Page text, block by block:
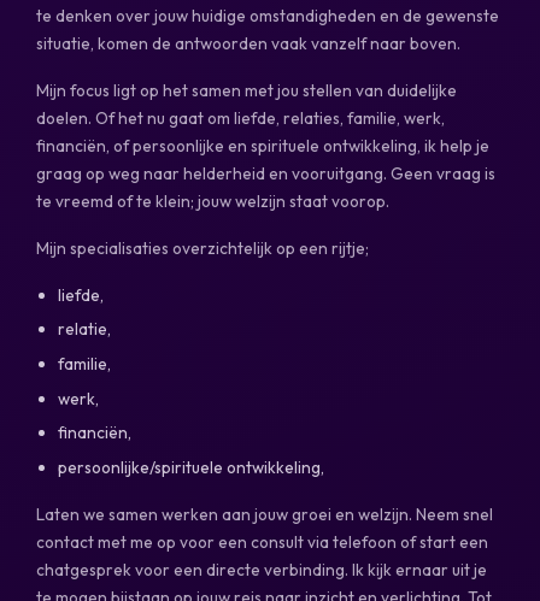
te denken over jouw huidige omstandigheden en de gewenste
situatie, komen de antwoorden vaak vanzelf naar boven.
Mijn focus ligt op het samen met jou stellen van duidelijke
doelen. Of het nu gaat om liefde, relaties, familie, werk,
financiën, of persoonlijke en spirituele ontwikkeling, ik help je
graag op weg naar helderheid en vooruitgang. Geen vraag is
te vreemd of te klein; jouw welzijn staat voorop.
Mijn specialisaties overzichtelijk op een rijtje;
liefde,
relatie,
familie,
werk,
financiën,
persoonlijke/spirituele ontwikkeling,
Laten we samen werken aan jouw groei en welzijn. Neem snel
contact met me op voor een consult via telefoon of start een
chatgesprek voor een directe verbinding. Ik kijk ernaar uit je